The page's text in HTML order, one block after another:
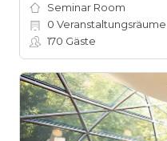
Seminar Room
0 Veranstaltungsräume
170 Gäste